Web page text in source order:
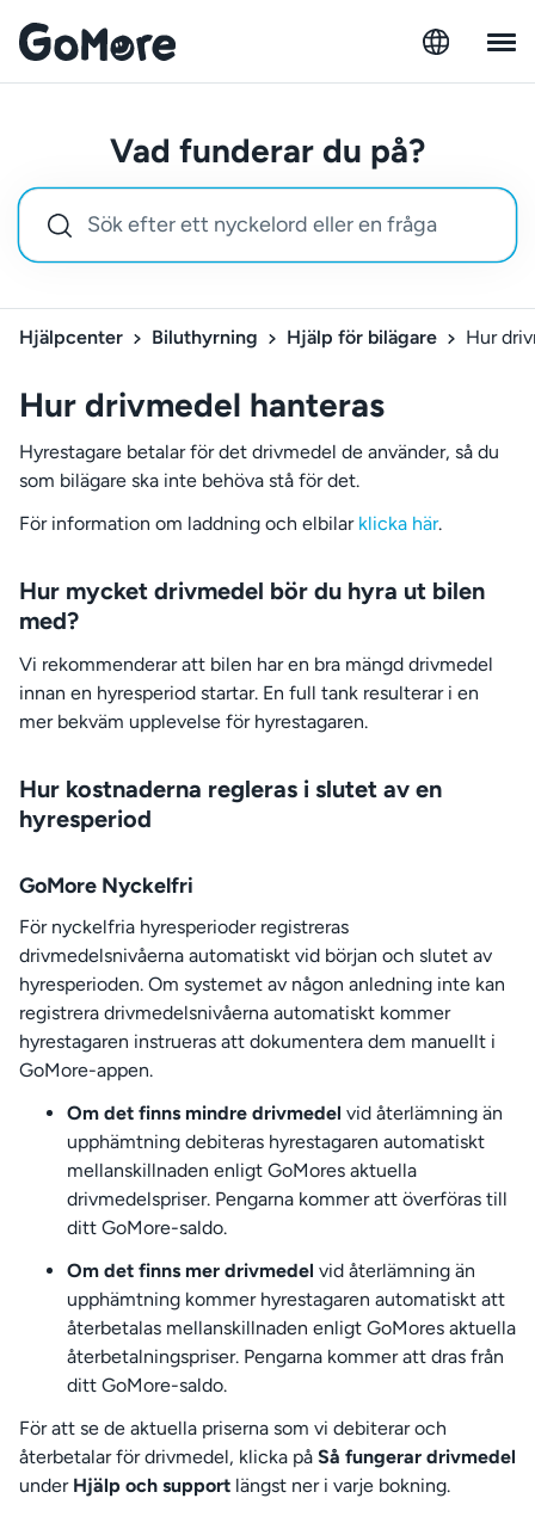
Vad funderar du på?
Hjälpcenter Biluthyrning Hjälp för bilägare Hur
Hur drivmedel hanteras
Hyrestagare betalar för det drivmedel de använder, så du
som bilägare ska inte behöva stå för det.
För information om laddning och elbilar klicka här.
Hur mycket drivmedel bör du hyra ut bilen
med?
Vi rekommenderar att bilen har en bra mängd drivmedel
innan en hyresperiod startar. En full tank resulterar i en
mer bekväm upplevelse för hyrestagaren.
Hur kostnaderna regleras i slutet av en
hyresperiod
GoMore Nyckelfri
För nyckelfria hyresperioder registreras
drivmedelsnivåerna automatiskt vid början och slutet av
hyresperioden. Om systemet av någon anledning inte kan
registrera drivmedelsnivåerna automatiskt kommer
hyrestagaren instrueras att dokumentera dem manuellt i
GoMore-appen.
Om det finns mindre drivmedel vid återlämning än
upphämtning debiteras hyrestagaren automatiskt
mellanskillnaden enligt GoMores aktuella
drivmedelspriser. Pengarna kommer att överföras till
ditt GoMore-saldo.
Om det finns mer drivmedel vid återlämning än
upphämtning kommer hyrestagaren automatiskt att
återbetalas mellanskillnaden enligt GoMores aktuella
återbetalningspriser. Pengarna kommer att dras från
ditt GoMore-saldo.
För att se de aktuella priserna som vi debiterar och
återbetalar för drivmedel, klicka på Så fungerar drivmedel
under Hjälp och support längst ner i varje bokning.